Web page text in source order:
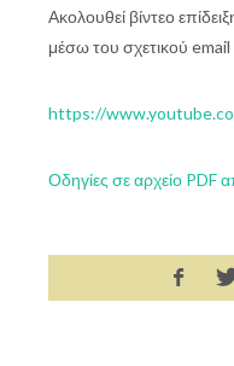
Ακολουθεί βίντεο
μέσω του σχετικού
https://
Οδηγίες σε αρχείο